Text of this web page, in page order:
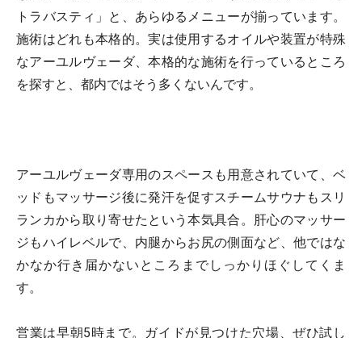
トラバスティ」と、あらゆるメニューが揃っています。
施術はどれも本格的。実は使用するオイルや装置が特殊
なアーユルヴェーダ、本格的な施術を行っているところ
を探すと、都内ではそう多くないんです。
アーユルヴェーダ専用のスペースも用意されていて、ベ
ッドもマッサージ後に発汗を促すスチームサウナもスリ
ランカから取り寄せたという本気具合。肝心のマッサー
ジもハイレベルで、内腿からお尻の側面など、他ではな
かなか行き届かないところまでしっかりほぐしてくま
す。
営業は早朝5時まで。ガイドが見つけた穴場、ぜひ試し